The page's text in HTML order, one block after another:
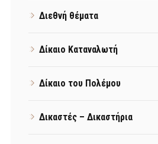
Διεθνή θέματα
Δίκαιο Καταναλωτή
Δίκαιο του Πολέμου
Δικαστές – Δικαστήρια